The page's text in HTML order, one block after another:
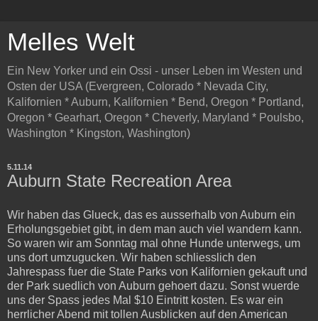
Melles Welt
Ein New Yorker und ein Ossi - unser Leben im Westen und
Osten der USA (Evergreen, Colorado * Nevada City,
Kalifornien * Auburn, Kalifornien * Bend, Oregon * Portland,
Oregon * Gearhart, Oregon * Cheverly, Maryland * Poulsbo,
Washington * Kingston, Washington)
5.11.14
Auburn State Recreation Area
Wir haben das Glueck, das es ausserhalb von Auburn ein
Erholungsgebiet gibt, in dem man auch viel wandern kann.
So waren wir am Sonntag mal ohne Hunde unterwegs, um
uns dort umzugucken. Wir haben schliesslich den
Jahrespass fuer die State Parks von Kalifornien gekauft und
der Park suedlich von Auburn gehoert dazu. Sonst wuerde
uns der Spass jedes Mal $10 Eintritt kosten. Es war ein
herrlicher Abend mit tollen Ausblicken auf den American